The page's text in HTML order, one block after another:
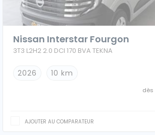
Caisses grands volumes
Nissan Interstar Fourgon
3T3 L2H2 2.0 DCI 170 BVA TEKNA
2026 10 km
dès
AJOUTER AU COMPARATEUR